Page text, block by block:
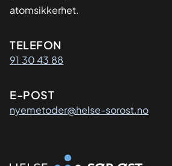
atomsikkerhet.
Kontaktinformasjon
TELEFON
91 30 43 88
E-POST
nyemetoder@helse-sorost.no
Organisasjon